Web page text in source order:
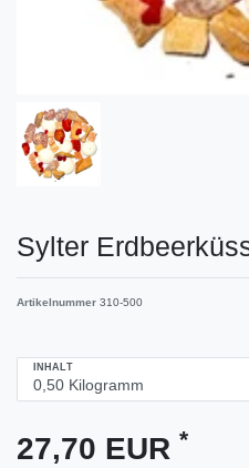
Sylter
Artikelnummer 310-500
INHALT
27,70 EUR *